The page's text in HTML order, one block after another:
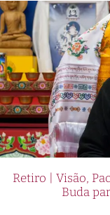
Retiro | Visão,
Buda